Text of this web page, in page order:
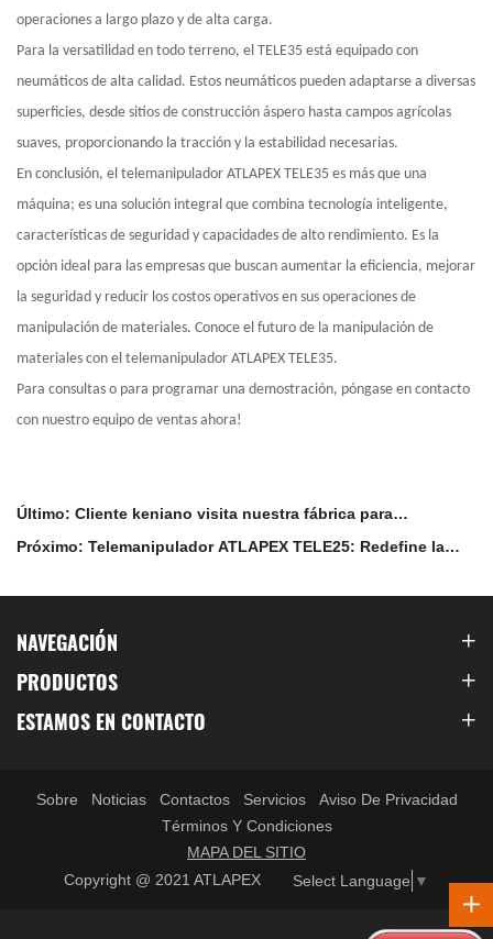
operaciones a largo plazo y de alta carga.
Para la versatilidad en todo terreno, el TELE35 está equipado con
neumáticos de alta calidad. Estos neumáticos pueden adaptarse a diversas
superficies, desde sitios de construcción áspero hasta campos agrícolas
suaves, proporcionando la tracción y la estabilidad necesarias.
En conclusión, el telemanipulador ATLAPEX TELE35 es más que una
máquina; es una solución integral que combina tecnología inteligente,
características de seguridad y capacidades de alto rendimiento. Es la
opción ideal para las empresas que buscan aumentar la eficiencia, mejorar
la seguridad y reducir los costos operativos en sus operaciones de
manipulación de materiales. Conoce el futuro de la manipulación de
materiales con el telemanipulador ATLAPEX TELE35.
Para consultas o para programar una demostración, póngase en contacto
con nuestro equipo de ventas ahora!
Último: Cliente keniano visita nuestra fábrica para
inspeccionar nuevas hormigoneras
Próximo: Telemanipulador ATLAPEX TELE25: Redefine la
NAVEGACIÓN
PRODUCTOS
ESTAMOS EN CONTACTO
Sobre Noticias Contactos Servicios
Aviso De Privacidad
Términos Y Condiciones
MAPA DEL SITIO
Copyright @ 2021 ATLAPEX
Select Language ▼